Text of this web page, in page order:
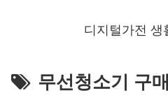
디지털가전 생
무선청소기 구